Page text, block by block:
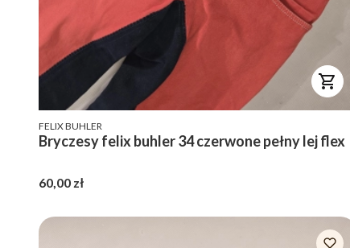
PRODUCENT
FELIX BUHLER
Bryczesy felix buhler 34 czerwone pełny lej flex
Cena
60,00 zł